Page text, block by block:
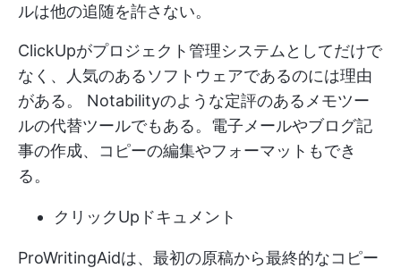
ルは他の追随を許さない。
ClickUpがプロジェクト管理システムとしてだけで
なく、人気のあるソフトウェアであるのには理由
がある。 Notabilityのような定評のあるメモツー
ルの代替ツールでもある。 電子メールやブログ記
事の作成、コピーの編集やフォーマットもでき
る。
クリックUpドキュメント
ProWritingAidは、最初の原稿から最終的なコピー